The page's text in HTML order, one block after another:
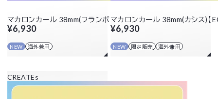
マカロンカール 38mm(フランボワーズ)
¥6,930
NEW 海外兼用
マカロンカール 38mm(カシス)【
¥6,930
NEW 限定販売 海外兼用
CREATEs